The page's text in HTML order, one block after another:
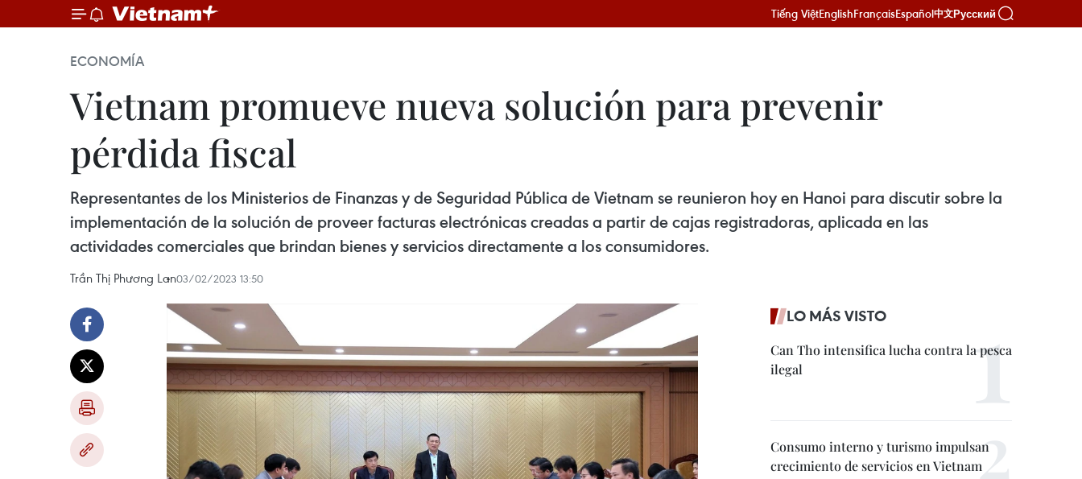
Tiếng ViệtEnglishFrançaisEspañol中文Русский
ECONOMÍA
Vietnam promueve nueva solución para prevenir
pérdida fiscal
Representantes de los Ministerios de Finanzas y de Seguridad Pública de Vietnam se reunieron hoy en Hanoi para discutir sobre la
implementación de la solución de proveer facturas electrónicas creadas a partir de cajas registradoras, aplicada en las
actividades comerciales que brindan bienes y servicios directamente a los consumidores.
Trần Thị Phương Lan03/02/2023 13:50
LO MÁS VISTO
Can Tho intensifica lucha contra la pesca
ilegal
Consumo interno y turismo impulsan
crecimiento de servicios en Vietnam